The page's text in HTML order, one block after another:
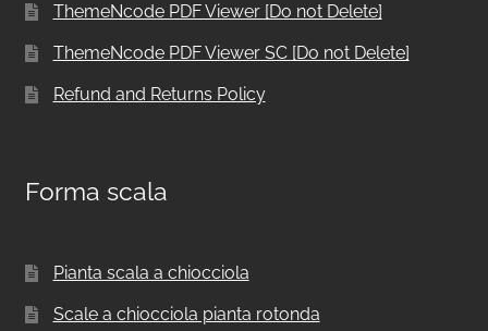
ThemeNcode PDF Viewer [Do not Delete]
ThemeNcode PDF Viewer SC [Do not Delete]
Refund and Returns Policy
Forma scala
Pianta scala a chiocciola
Scale a chiocciola pianta rotonda